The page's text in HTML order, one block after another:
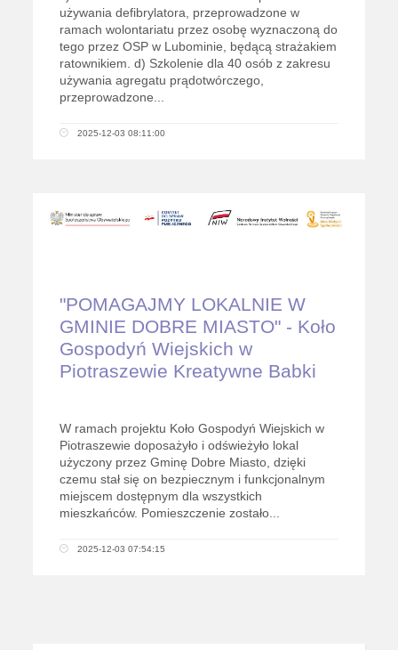
używania defibrylatora, przeprowadzone w
ramach wolontariatu przez osobę wyznaczoną do
tego przez OSP w Lubominie, będącą strażakiem
ratownikiem. d) Szkolenie dla 40 osób z zakresu
używania agregatu prądotwórczego,
przeprowadzone...
2025-12-03 08:11:00
"POMAGAJMY LOKALNIE W
GMINIE DOBRE MIASTO" - Koło
Gospodyń Wiejskich w
Piotraszewie Kreatywne Babki
W ramach projektu Koło Gospodyń Wiejskich w
Piotraszewie doposażyło i odświeżyło lokal
użyczony przez Gminę Dobre Miasto, dzięki
czemu stał się on bezpiecznym i funkcjonalnym
miejscem dostępnym dla wszystkich
mieszkańców. Pomieszczenie zostało...
2025-12-03 07:54:15